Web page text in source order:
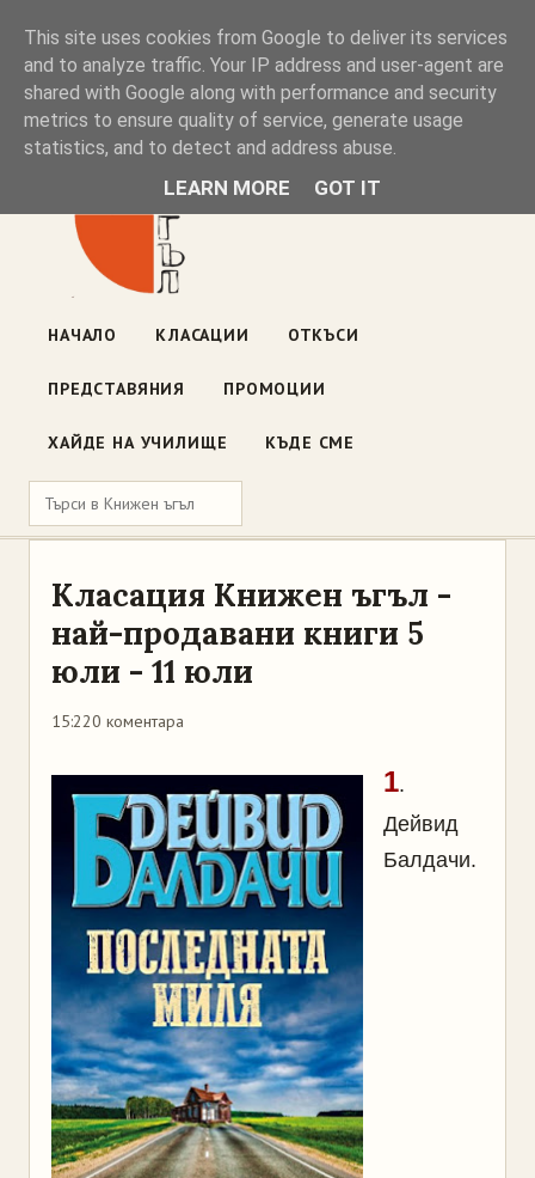
Книжен ъгъл
Блог на книжарницата — класации, откъси, нови книги
ул. „Оборище" 117, София· пон–пет 10:00–19:00 ·
НАЧАЛО КЛАСАЦИИ ОТКЪСИ
ПРЕДСТАВЯНИЯ ПРОМОЦИИ
ХАЙДЕ НА УЧИЛИЩЕ КЪДЕ СМЕ
Класация Книжен ъгъл -
най-продавани книги 5
юли - 11 юли
15:220 коментара
1.
Дейвид
Балдачи.
This site uses cookies from Google to deliver its services
and to analyze traffic. Your IP address and user-agent are
shared with Google along with performance and security
metrics to ensure quality of service, generate usage
statistics, and to detect and address abuse.
LEARN MORE GOT IT